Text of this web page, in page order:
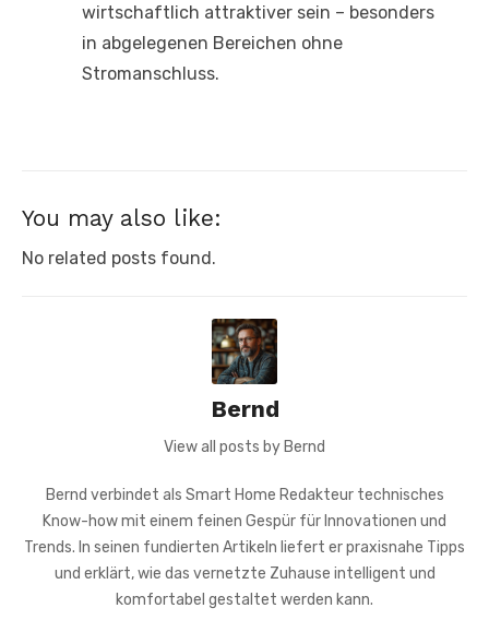
wirtschaftlich attraktiver sein – besonders
in abgelegenen Bereichen ohne
Stromanschluss.
You may also like:
No related posts found.
Bernd
View all posts by Bernd
Bernd verbindet als Smart Home Redakteur technisches
Know-how mit einem feinen Gespür für Innovationen und
Trends. In seinen fundierten Artikeln liefert er praxisnahe Tipps
und erklärt, wie das vernetzte Zuhause intelligent und
komfortabel gestaltet werden kann.